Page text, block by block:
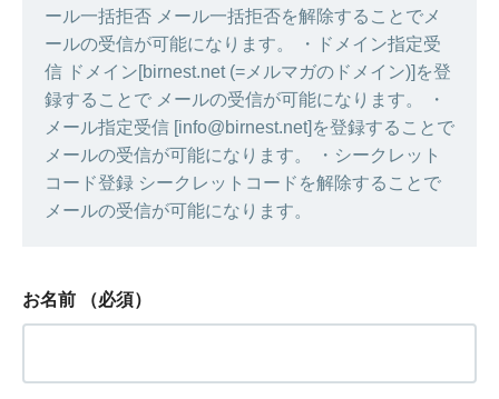
ール一括拒否 メール一括拒否を解除することでメ
ールの受信が可能になります。 ・ドメイン指定受
信 ドメイン[birnest.net (=メルマガのドメイン)]を登
録することで メールの受信が可能になります。 ・
メール指定受信 [info@birnest.net]を登録することで
メールの受信が可能になります。 ・シークレット
コード登録 シークレットコードを解除することで
メールの受信が可能になります。
お名前 （必須）